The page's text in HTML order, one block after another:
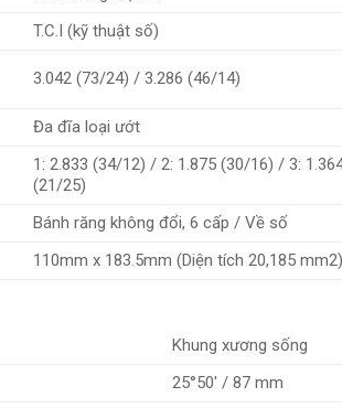
T.C.I (kỹ thuật số)
3.042 (73/24) / 3.286 (46/14)
Đa đĩa loại ướt
1: 2.833 (34/12) / 2: 1.875 (30/16) / 3:
(21/25)
Bánh răng không đổi, 6 cấp / Về số
110mm x 183.5mm (Diện tích 20,185
Khung xương sống
25°50′ / 87 mm